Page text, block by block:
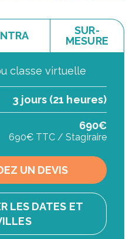
SUR-
MESURE
classe virtuelle
3 jours (21 heures)
690€
690€ TTC / Stagiraire
UN DEVIS
LES DATES ET